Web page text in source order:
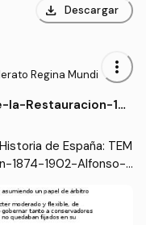
download Descargar
Regina Mundi more_vert
Restauracion-187
de España: TEM
1874-1902-Alfonso-X